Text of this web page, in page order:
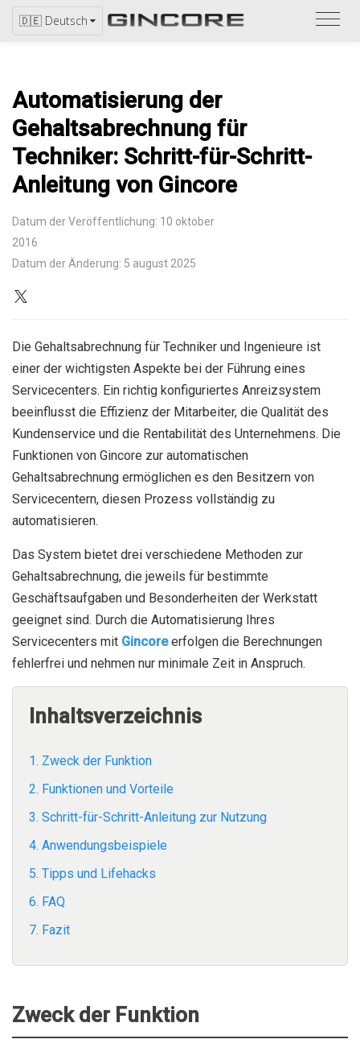
🇩🇪 Deutsch
Bitte
Automatisierung der
Gehaltsabrechnung für
Techniker: Schritt-für-Schritt-
Anleitung von Gincore
Datum der Veröffentlichung: 10 oktober
2016
Datum der Änderung: 5 august 2025
Die Gehaltsabrechnung für Techniker und Ingenieure ist
einer der wichtigsten Aspekte bei der Führung eines
Servicecenters. Ein richtig konfiguriertes Anreizsystem
beeinflusst die Effizienz der Mitarbeiter, die Qualität des
Kundenservice und die Rentabilität des Unternehmens. Die
Funktionen von Gincore zur automatischen
Gehaltsabrechnung ermöglichen es den Besitzern von
Servicecentern, diesen Prozess vollständig zu
automatisieren.
Das System bietet drei verschiedene Methoden zur
Gehaltsabrechnung, die jeweils für bestimmte
Geschäftsaufgaben und Besonderheiten der Werkstatt
geeignet sind. Durch die Automatisierung Ihres
Servicecenters mit Gincoreerfolgen die Berechnungen
fehlerfrei und nehmen nur minimale Zeit in Anspruch.
Inhaltsverzeichnis
1. Zweck der Funktion
2. Funktionen und Vorteile
3. Schritt-für-Schritt-Anleitung zur Nutzung
4. Anwendungsbeispiele
5. Tipps und Lifehacks
6. FAQ
7. Fazit
Zweck der Funktion